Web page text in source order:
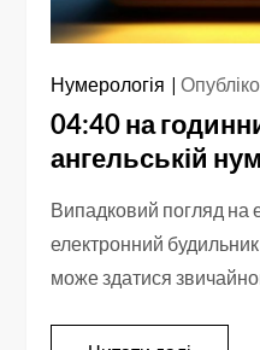
Нумерологія
04:40 на
ангельській
Випадковий погляд на
електронний
може здатися